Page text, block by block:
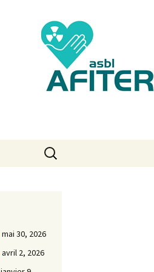
Rechercher :
mai 30, 2026
avril 2, 2026